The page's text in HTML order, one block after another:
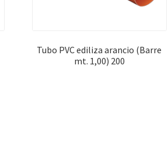
Tubo PVC ediliza arancio (Barre
mt. 1,00) 200